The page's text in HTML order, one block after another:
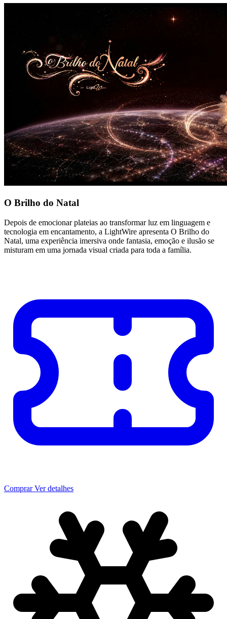
O Brilho do Natal
Depois de emocionar plateias ao transformar luz em linguagem e
tecnologia em encantamento, a LightWire apresenta O Brilho do
Natal, uma experiência imersiva onde fantasia, emoção e ilusão se
misturam em uma jornada visual criada para toda a família.
Comprar Ver detalhes